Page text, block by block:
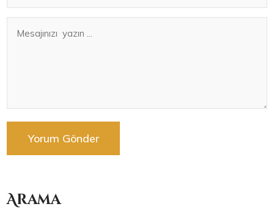
Arama